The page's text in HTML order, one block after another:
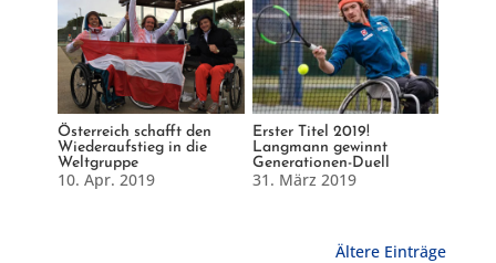
Österreich schafft den
Wiederaufstieg in die
Weltgruppe
10. Apr. 2019
Erster Titel 2019!
Langmann gewinnt
Generationen-Duell
31. März 2019
Ältere Einträge